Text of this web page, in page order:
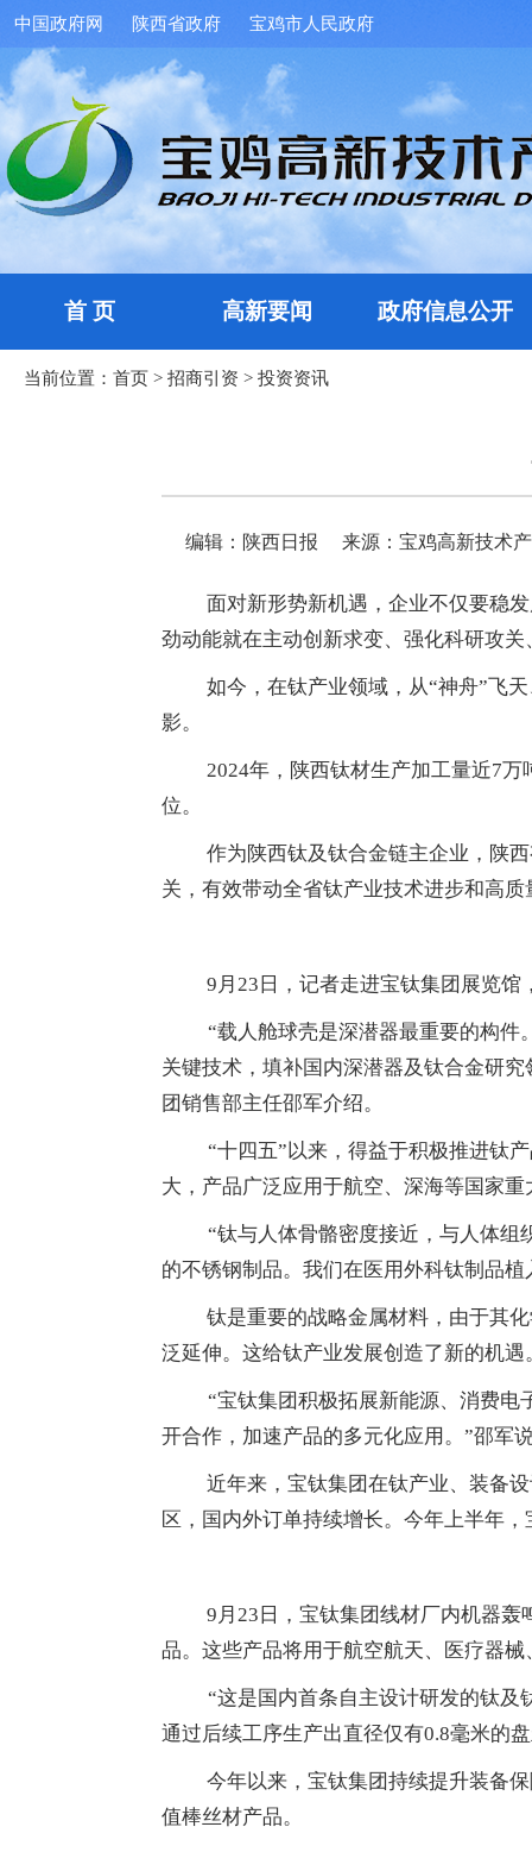
中国政府网 陕西省政府 宝鸡市人民政府
首 页 高新要闻 政府信息公开
当前位置： 首页 > 招商引资 > 投资资讯
编辑：陕西日报
面对新形势新机遇，企业不仅要稳
劲动能就在主动创新求变、强化科研攻
如今，在钛产业领域，从“神舟”飞
影。
2024年，陕西钛材生产加工量近7
位。
作为陕西钛及钛合金链主企业，陕
关，有效带动全省钛产业技术进步和高质
9月23日，记者走进宝钛集团展览
“载人舱球壳是深潜器最重要的构
关键技术，填补国内深潜器及钛合金研
团销售部主任邵军介绍。
“十四五”以来，得益于积极推进钛
大，产品广泛应用于航空、深海等国家
“钛与人体骨骼密度接近，与人体
的不锈钢制品。我们在医用外科钛制品
钛是重要的战略金属材料，由于其
泛延伸。这给钛产业发展创造了新的机遇
“宝钛集团积极拓展新能源、消费
开合作，加速产品的多元化应用。”邵军
近年来，宝钛集团在钛产业、装备
区，国内外订单持续增长。今年上半年
9月23日，宝钛集团线材厂内机器
品。这些产品将用于航空航天、医疗器械
“这是国内首条自主设计研发的钛及
通过后续工序生产出直径仅有0.8毫米的
今年以来，宝钛集团持续提升装备
值棒丝材产品。